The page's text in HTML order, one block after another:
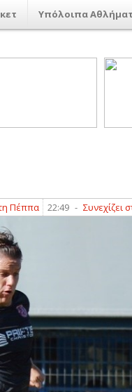
Υπόλοιπα
22:49 Συνεχίζει στον